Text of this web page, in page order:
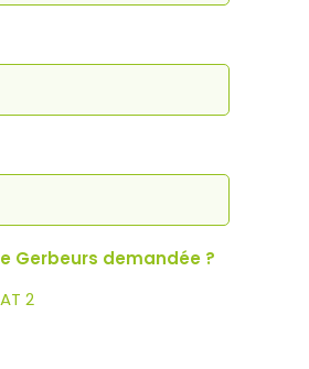
Gerbeurs demandée ?
2